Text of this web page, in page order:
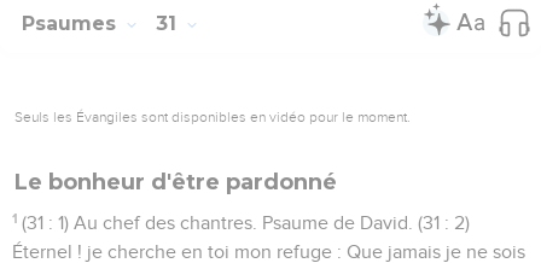
Psaumes 31
Seuls les Évangiles sont disponibles en vidéo pour le moment.
Le bonheur d'être pardonné
1 (31 : 1) Au chef des chantres. Psaume de David. (31 : 2)
Éternel ! je cherche en toi mon refuge : Que jamais je ne sois